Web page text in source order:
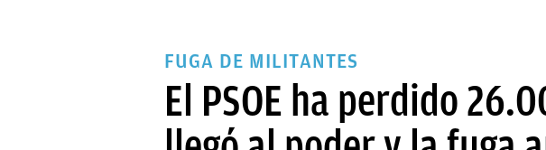
FUGA DE MILITANTES
El PSOE ha perdido